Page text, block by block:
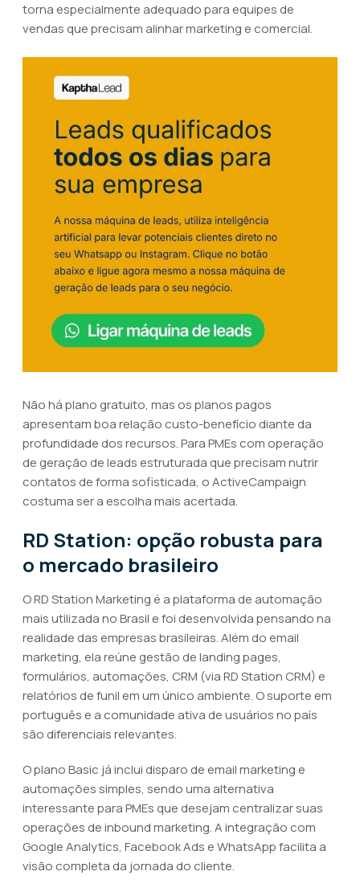
torna especialmente adequado para equipes de
vendas que precisam alinhar marketing e comercial.
Não há plano gratuito, mas os planos pagos
apresentam boa relação custo-benefício diante da
profundidade dos recursos. Para PMEs com operação
de geração de leads estruturada que precisam nutrir
contatos de forma sofisticada, o ActiveCampaign
costuma ser a escolha mais acertada.
RD Station: opção robusta para
o mercado brasileiro
O RD Station Marketing é a plataforma de automação
mais utilizada no Brasil e foi desenvolvida pensando na
realidade das empresas brasileiras. Além do email
marketing, ela reúne gestão de landing pages,
formulários, automações, CRM (via RD Station CRM) e
relatórios de funil em um único ambiente. O suporte em
português e a comunidade ativa de usuários no país
são diferenciais relevantes.
O plano Basic já inclui disparo de email marketing e
automações simples, sendo uma alternativa
interessante para PMEs que desejam centralizar suas
operações de inbound marketing. A integração com
Google Analytics, Facebook Ads e WhatsApp facilita a
visão completa da jornada do cliente.